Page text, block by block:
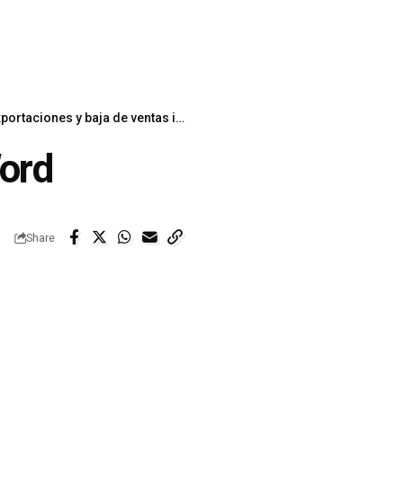
y baja de ventas internas
Share